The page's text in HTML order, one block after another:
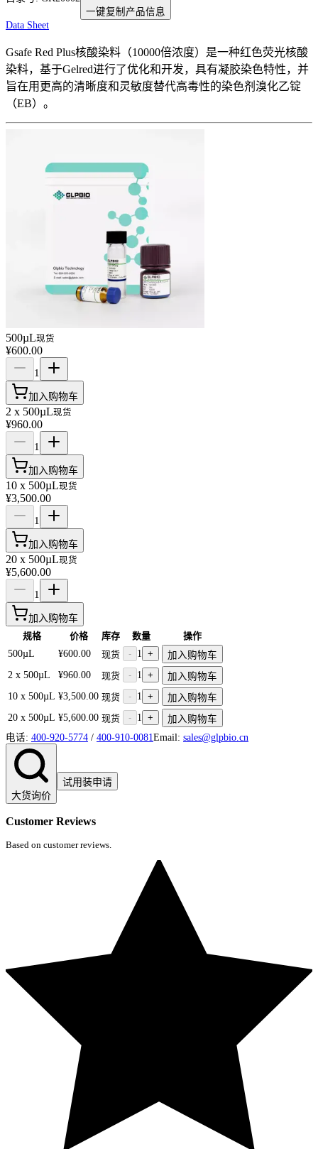
一键复制产品信息
Data Sheet
Gsafe Red Plus核酸染料（10000倍浓度）是一种红色荧光核酸
染料，基于Gelred进行了优化和开发，具有凝胶染色特性，并
旨在用更高的清晰度和灵敏度替代高毒性的染色剂溴化乙锭
（EB）。
500µL现货
¥600.00
1
加入购物车
2 x 500µL现货
¥960.00
1
加入购物车
10 x 500µL现货
¥3,500.00
1
加入购物车
20 x 500µL现货
¥5,600.00
1
加入购物车
规格 价格 库存 数量
操作
500µL
¥600.00 现货 - 1 +
加入购物车
2 x 500µL
¥960.00 现货 - 1 +
加入购物车
10 x 500µL ¥3,500.00 现货 - 1 +
加入购物车
20 x 500µL ¥5,600.00 现货 - 1 +
加入购物车
电话: 400-920-5774 / 400-910-0081 Email: sales@glpbio.cn
大货询价
试用装申请
Customer Reviews
Based on customer reviews.